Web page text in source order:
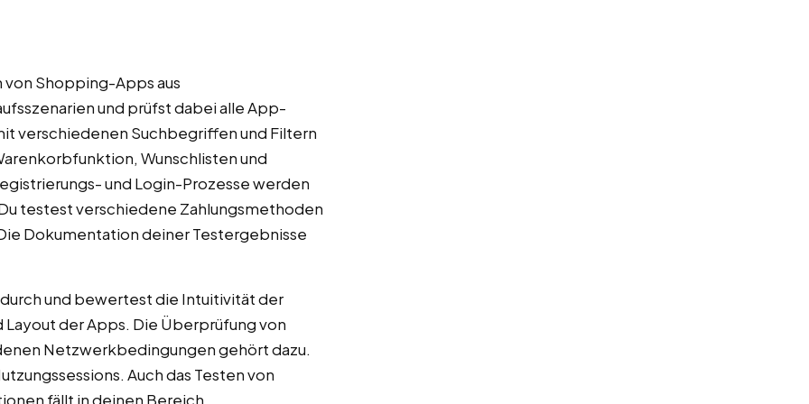
Shopping-Apps aus
und prüfst dabei alle App-
verschiedenen Suchbegriffen und Filtern
Wunschlisten und
und Login-Prozesse werden
testest verschiedene Zahlungsmethoden
Dokumentation deiner Testergebnisse
und bewertest die Intuitivität der
der Apps. Die Überprüfung von
Netzwerkbedingungen gehört dazu.
Auch das Testen von
fällt in deinen Bereich.